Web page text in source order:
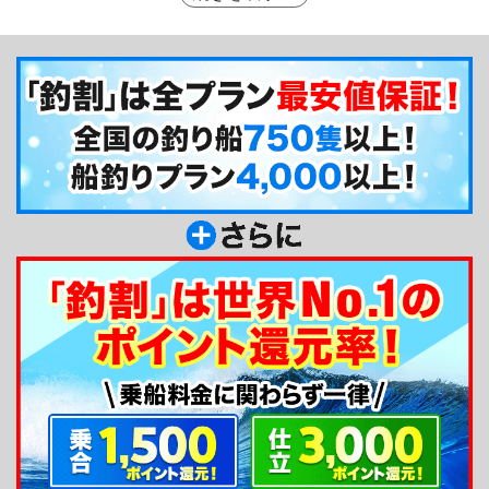
釣り船からのメッセージ
津屋崎漁港の白鷹です。ベテランの方はもちろん
女性から初心者様でも、安心、安全にご利用頂ける
ように頑張っています！ぜひお気軽にご利用くださ
い。